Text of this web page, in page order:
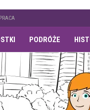
PODRÓŻE